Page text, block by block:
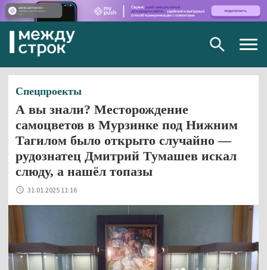
Спецпроекты
А вы знали? Месторождение
самоцветов в Мурзинке под Нижним
Тагилом было открыто случайно —
рудознатец Дмитрий Тумашев искал
слюду, а нашёл топазы
31.01.2025 11:16